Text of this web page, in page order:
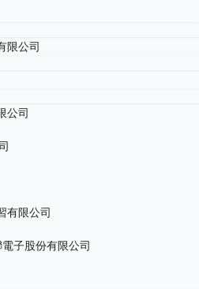
限公司
公司
有限公司
子股份有限公司